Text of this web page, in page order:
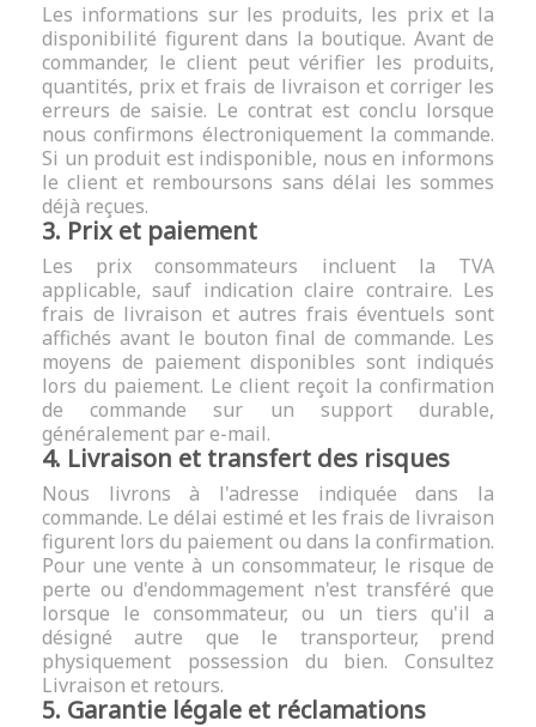
Les informations sur les produits, les prix et la
disponibilité figurent dans la boutique. Avant de
commander, le client peut vérifier les produits,
quantités, prix et frais de livraison et corriger les
erreurs de saisie. Le contrat est conclu lorsque
nous confirmons électroniquement la commande.
Si un produit est indisponible, nous en informons
le client et remboursons sans délai les sommes
déjà reçues.
3. Prix et paiement
Les prix consommateurs incluent la TVA
applicable, sauf indication claire contraire. Les
frais de livraison et autres frais éventuels sont
affichés avant le bouton final de commande. Les
moyens de paiement disponibles sont indiqués
lors du paiement. Le client reçoit la confirmation
de commande sur un support durable,
généralement par e-mail.
4. Livraison et transfert des risques
Nous livrons à l'adresse indiquée dans la
commande. Le délai estimé et les frais de livraison
figurent lors du paiement ou dans la confirmation.
Pour une vente à un consommateur, le risque de
perte ou d'endommagement n'est transféré que
lorsque le consommateur, ou un tiers qu'il a
désigné autre que le transporteur, prend
physiquement possession du bien. Consultez
Livraison et retours.
5. Garantie légale et réclamations